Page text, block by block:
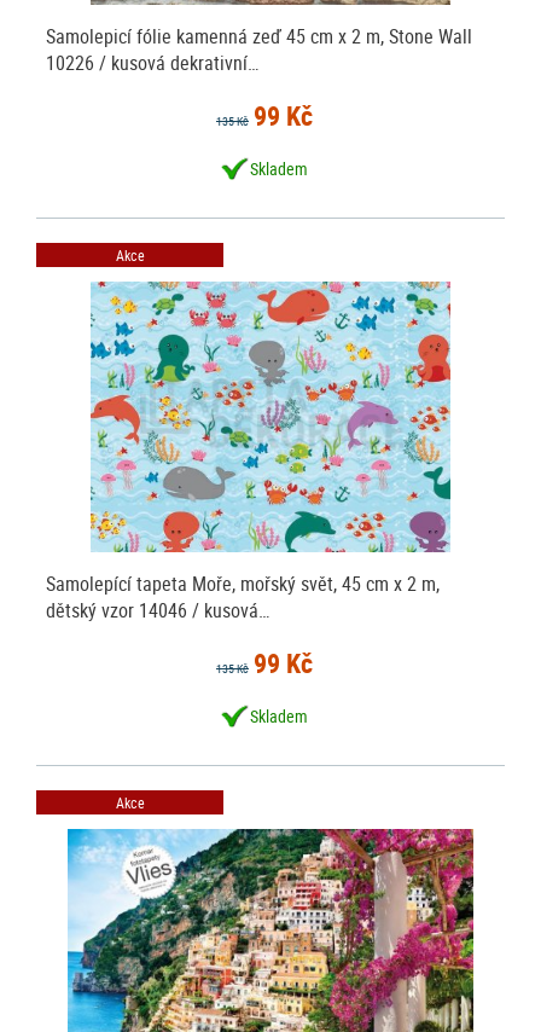
Samolepicí fólie kamenná zeď 45 cm x 2 m, Stone Wall
10226 / kusová dekrativní…
135 Kč 99 Kč
Skladem
Akce
Samolepící tapeta Moře, mořský svět, 45 cm x 2 m,
dětský vzor 14046 / kusová…
135 Kč 99 Kč
Skladem
Akce